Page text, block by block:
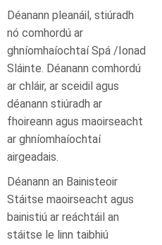
Déanann pleanáil, stiúradh
nó comhordú ar
ghníomhaíochtaí Spá /Ionad
Sláinte. Déanann comhordú
ar chláir, ar sceidil agus
déanann stiúradh ar
fhoireann agus maoirseacht
ar ghníomhaíochtaí
airgeadais.
Déanann an Bainisteoir
Stáitse maoirseacht agus
bainistiú ar reáchtáil an
stáitse le linn taibhiú